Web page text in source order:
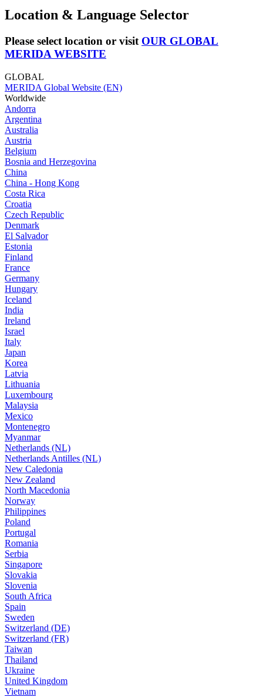
Location & Language Selector
Please select location or visit OUR GLOBAL
MERIDA WEBSITE
GLOBAL
MERIDA Global Website (EN)
Worldwide
Andorra
Argentina
Australia
Austria
Belgium
Bosnia and Herzegovina
China
China - Hong Kong
Costa Rica
Croatia
Czech Republic
Denmark
El Salvador
Estonia
Finland
France
Germany
Hungary
Iceland
India
Ireland
Israel
Italy
Japan
Korea
Latvia
Lithuania
Luxembourg
Malaysia
Mexico
Montenegro
Myanmar
Netherlands (NL)
Netherlands Antilles (NL)
New Caledonia
New Zealand
North Macedonia
Norway
Philippines
Poland
Portugal
Romania
Serbia
Singapore
Slovakia
Slovenia
South Africa
Spain
Sweden
Switzerland (DE)
Switzerland (FR)
Taiwan
Thailand
Ukraine
United Kingdom
Vietnam